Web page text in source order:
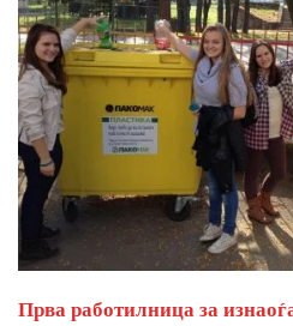
Прва работилница за